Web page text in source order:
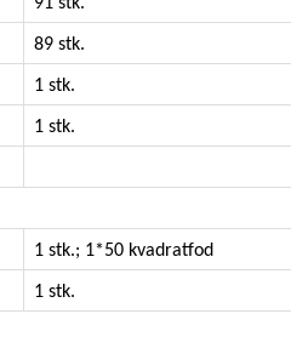
89 stk.
1 stk.
1 stk.
1 stk.; 1*50 kvadratfod
1 stk.